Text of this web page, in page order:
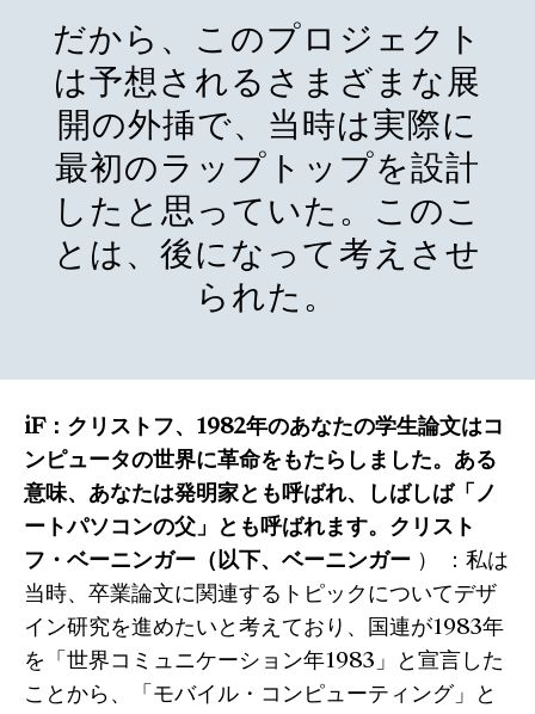
だから、このプロジェクト
は予想されるさまざまな展
開の外挿で、当時は実際に
最初のラップトップを設計
したと思っていた。このこ
とは、後になって考えさせ
られた。
iF：クリストフ、1982年のあなたの学生論文はコ
ンピュータの世界に革命をもたらしました。ある
意味、あなたは発明家とも呼ばれ、しばしば「ノ
ートパソコンの父」とも呼ばれます。クリスト
フ・ベーニンガー（以下、ベーニンガー ） ：私は
当時、卒業論文に関連するトピックについてデザ
イン研究を進めたいと考えており、国連が1983年
を「世界コミュニケーション年1983」と宣言した
ことから、「モバイル・コンピューティング」と